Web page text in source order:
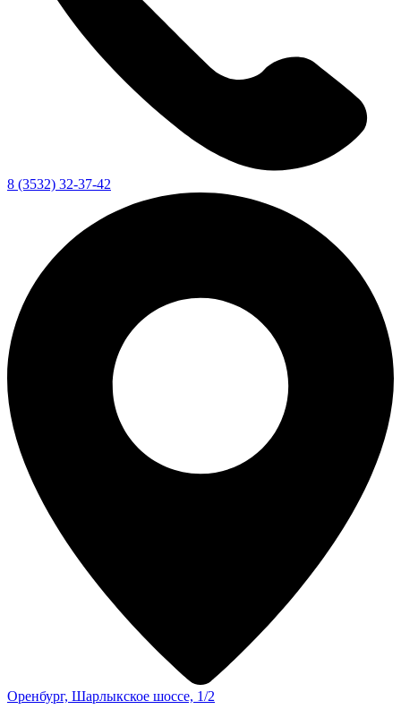
8 (3532) 32-37-42
Оренбург, Шарлыкское шоссе, 1/2